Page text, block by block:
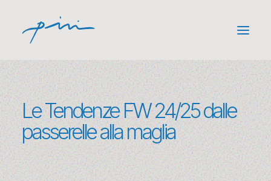
(3) Competenze
(100+) Archivio
(1) Codice Etico
Back
Le Tendenze FW 24/25 dalle
passerelle alla maglia